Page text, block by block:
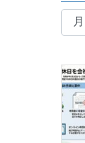
ア
ブ